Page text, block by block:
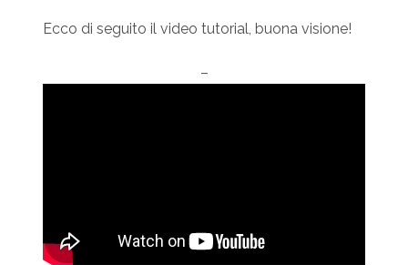
Ecco di seguito il video tutorial, buona visione!
–